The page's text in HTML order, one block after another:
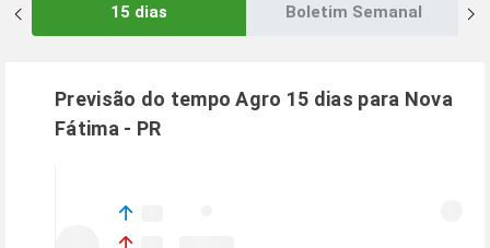
15 dias Boletim Semanal
Previsão do tempo Agro 15 dias para Nova
Fátima - PR